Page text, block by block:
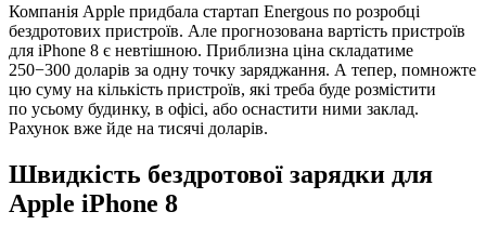
Компанія Apple придбала стартап Energous по розробці
бездротових пристроїв. Але прогнозована вартість пристроїв
для iPhone 8 є невтішною. Приблизна ціна складатиме
250−300 доларів за одну точку заряджання. А тепер, помножте
цю суму на кількість пристроїв, які треба буде розмістити
по усьому будинку, в офісі, або оснастити ними заклад.
Рахунок вже йде на тисячі доларів.
Швидкість бездротової зарядки для
Apple iPhone 8